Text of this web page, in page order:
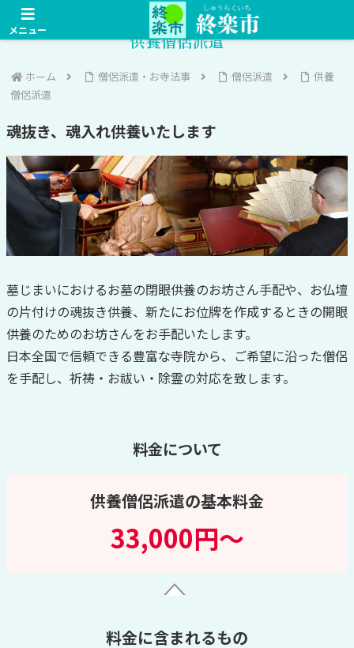
供養僧侶派遣
ホーム 僧侶派遣・お寺法事 僧侶派遣
供養
僧侶派遣
魂抜き、魂入れ供養いたします
墓じまいにおけるお墓の閉眼供養のお坊さん手配や、お仏壇
の片付けの魂抜き供養、新たにお位牌を作成するときの開眼
供養のためのお坊さんをお手配いたします。
日本全国で信頼できる豊富な寺院から、ご希望に沿った僧侶
を手配し、祈祷・お祓い・除霊の対応を致します。
料金について
供養僧侶派遣の基本料金
33,000円～
料金に含まれるもの
メニュー